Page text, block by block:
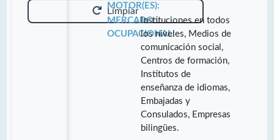
Limpiar
MOTOR(ES):
MERCADO
OCUPACIONAL:
Instituciones en todos
los niveles, Medios de
comunicación social,
Centros de formación,
Institutos de
enseñanza de idiomas,
Embajadas y
Consulados, Empresas
bilingües.